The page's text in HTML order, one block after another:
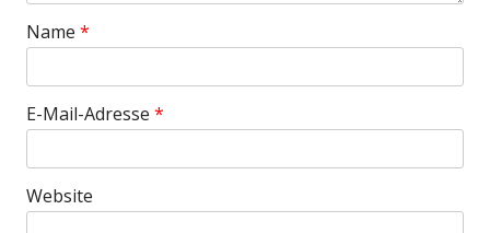
Name *
E-Mail-Adresse *
Website